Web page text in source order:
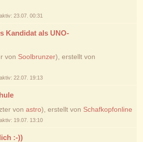
23.07. 00:31
Kandidat als UNO-
von Soolbrunzer), erstellt von
22.07. 19:13
von astro), erstellt von Schafkopfonline
19.07. 13:10
:-))